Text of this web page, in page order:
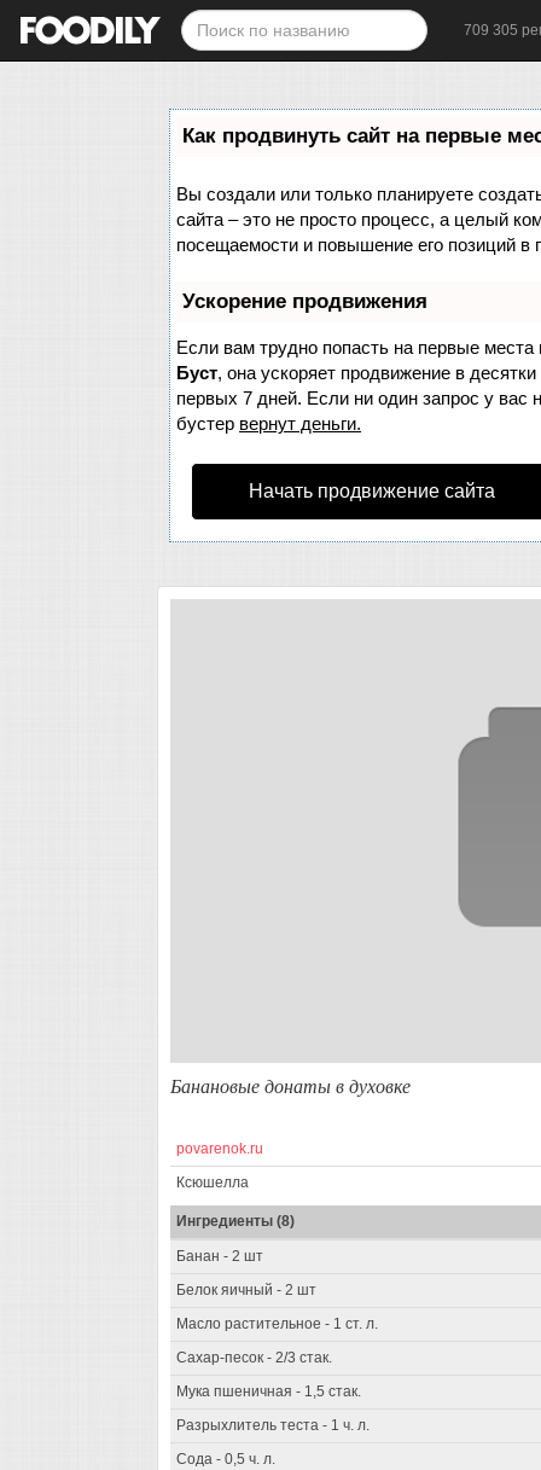
709 305
Как продвинуть сайт на первые
Вы создали или только планируете
сайта – это не просто процесс, а целый
посещаемости и повышение его позиций в
Ускорение продвижения
Если вам трудно попасть на первые места
Буст, она ускоряет продвижение в
первых 7 дней. Если ни один запрос у вас
бустер вернут деньги.
Начать продвижение сайта
Банановые донаты в духовке
povarenok.ru
Ксюшелла
Ингредиенты (8)
Банан - 2 шт
Белок яичный - 2 шт
Масло растительное - 1 ст. л.
Сахар-песок - 2/3 стак.
Мука пшеничная - 1,5 стак.
Разрыхлитель теста - 1 ч. л.
Сода - 0,5 ч. л.